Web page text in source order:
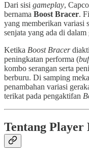
Dari sisi gameplay,
bernama Boost Bracer.
yang memberikan variasi
senjata yang ada di dalam
Ketika Boost Bracer
peningkatan performa (
kombo serangan serta
berburu. Di samping
penambahan variasi
terikat pada pengaktifan
Tentang Player